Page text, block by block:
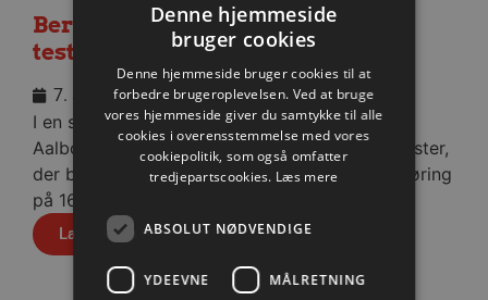
Berlin besejret i medrivende
testkamp
7. august 2026
I en stopfyldt Sparekassen Danmark Arena fik
Aalborg Håndbold skovlen under de tyske gæster,
der blev slået med cifrene 30-28 efter pauseføring
på 16-12.
Læs mere
Denne hjemmeside
bruger cookies
Denne hjemmeside bruger cookies til at
forbedre brugeroplevelsen. Ved at bruge
vores hjemmeside giver du samtykke til alle
cookies i overensstemmelse med vores
cookiepolitik, som også omfatter
tredjepartscookies. Læs mere
ABSOLUT NØDVENDIGE
YDEEVNE MÅLRETNING